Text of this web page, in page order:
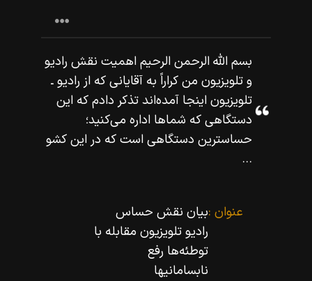
بسم اللّه‌ الرحمن الرحيم اهميت نقش راديو
و تلويزيون من كراراً به آقايانى كه از راديو ـ
تلويزيون اينجا آمده‌اند تذكر دادم كه اين
دستگاهى كه شماها اداره مى‌كنيد؛
حساسترين دستگاهى است كه در اين كشو
...
عنوان :بیان نقش حساس
رادیو تلویزیون مقابله با
توطئه‌ها رفع
نابسامانیها